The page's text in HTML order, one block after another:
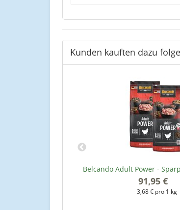
Kunden kauften dazu
Belcando Adult Power -
91,95 €
3,68 € pro 1 kg